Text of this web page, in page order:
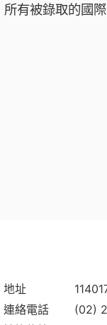
所有被錄取的國
地址
連絡電話
(02)